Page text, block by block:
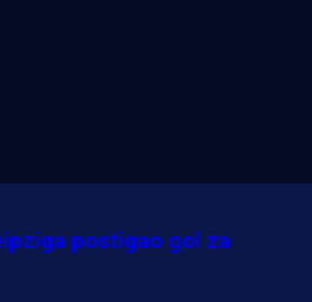
postigao gol za